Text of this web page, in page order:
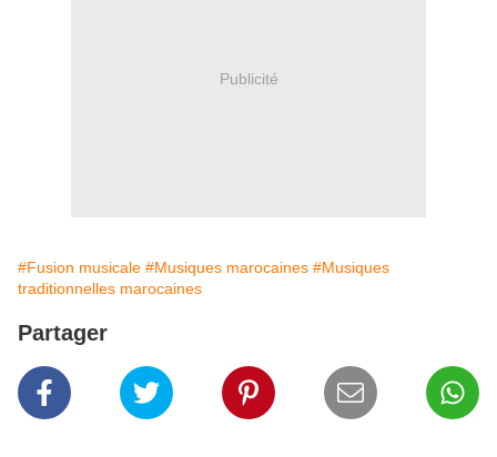
Publicité
#Fusion musicale #Musiques marocaines #Musiques
traditionnelles marocaines
Partager